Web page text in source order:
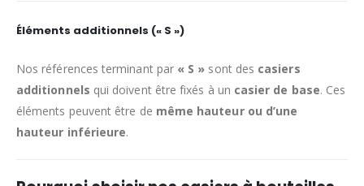
Éléments additionnels (« S »)
Nos références terminant par « S » sont des casiers
additionnels qui doivent être fixés à un casier de base. Ces
éléments peuvent être de même hauteur ou d’une
hauteur inférieure.